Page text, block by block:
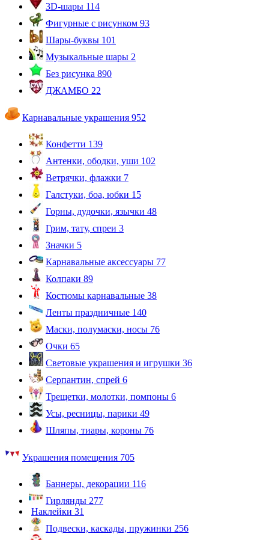
3D-шары 114
Фигурные с рисунком 93
Шары-буквы 101
Музыкальные шары 2
Без рисунка 890
ДЖАМБО 22
Карнавальные украшения 952
Конфетти 139
Антенки, ободки, уши 102
Ветрячки, флажки 7
Галстуки, боа, юбки 15
Горны, дудочки, язычки 48
Грим, тату, спреи 3
Значки 5
Карнавальные аксессуары 77
Колпаки 89
Костюмы карнавальные 38
Ленты праздничные 140
Маски, полумаски, носы 76
Очки 65
Световые украшения и игрушки 36
Серпантин, спрей 6
Трещетки, молотки, помпоны 6
Усы, ресницы, парики 49
Шляпы, тиары, короны 76
Украшения помещения 705
Баннеры, декорации 116
Гирлянды 277
Наклейки 31
Подвески, каскады, пружинки 256